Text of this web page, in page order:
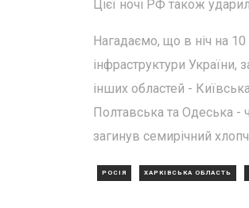
Цієї ночі РФ також
Нагадаємо, що в ніч на
інфраструктури України,
інших областей -
Полтавська та Одеська -
загинув семирічний
РОСІЯ ХАРКІВСЬКА ОБЛАСТЬ